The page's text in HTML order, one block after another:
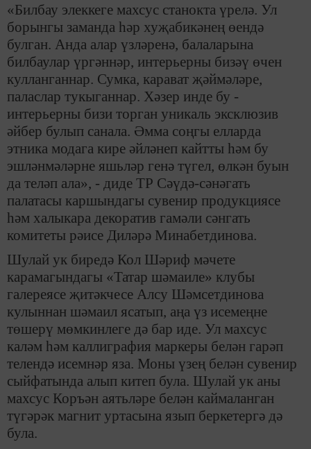
«Билбау элеккеге махсус станокта үрелә. Ул
борынгы заманда һәр хуҗабикәнең өендә
булган. Анда алар үзләренә, балаларына
билбаулар үргәннәр, интерьерны бизәү өчен
кулланганнар. Сумка, карават җәймәләре,
паласлар тукыганнар. Хәзер инде бу -
интерьерны бизи торган уникаль эксклюзив
әйбер булып санала. Әмма соңгы елларда
этника модага кире әйләнеп кайтты һәм бу
эшләнмәләрне яшьләр генә түгел, өлкән буын
да теләп ала», ­­­­­­- диде ТР Сәүдә-сәнәгать
палатасы каршындагы сувенир продукциясе
һәм халыкара декоратив гамәли сәнгать
комитеты рәисе Диләрә Минабетдинова.
Шулай ук биредә Кол Шәриф мәчете
карамагындагы «Татар шәмаиле» клубы
галереясе җитәкчесе Алсу Шәмсетдинова
кулыннан шәмаил ясатып, аңа үз исемеңне
төшерү мөмкинлеге дә бар иде. Ул махсус
каләм һәм каллиграфия маркеры белән гарәп
телендә исемнәр яза. Моны үзең белән сувенир
сыйфатында алып китеп була. Шулай ук аны
махсус Коръән аятьләре белән каймаланган
түгәрәк магнит уртасына язып беркетергә дә
була.